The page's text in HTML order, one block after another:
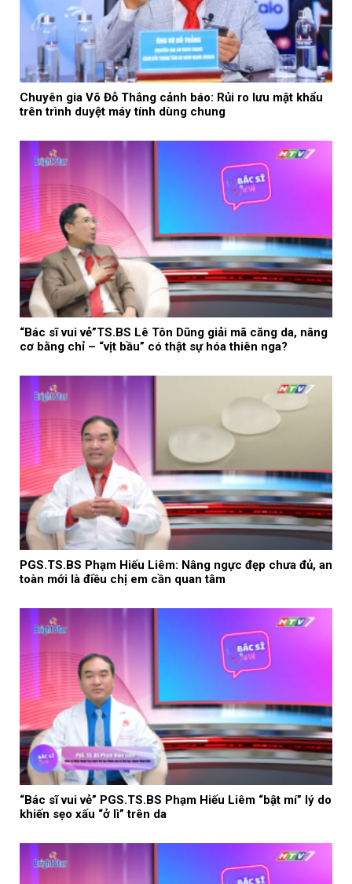
Chuyên gia Võ Đỗ Thắng cảnh báo: Rủi ro lưu mật khẩu
trên trình duyệt máy tính dùng chung
“Bác sĩ vui vẻ”TS.BS Lê Tôn Dũng giải mã căng da, nâng
cơ bằng chỉ – “vịt bầu” có thật sự hóa thiên nga?
PGS.TS.BS Phạm Hiếu Liêm: Nâng ngực đẹp chưa đủ, an
toàn mới là điều chị em cần quan tâm
“Bác sĩ vui vẻ” PGS.TS.BS Phạm Hiếu Liêm “bật mí” lý do
khiến sẹo xấu “ở lì” trên da